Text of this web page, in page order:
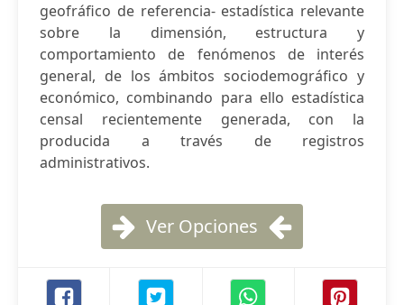
geofráfico de referencia- estadística relevante
sobre la dimensión, estructura y
comportamiento de fenómenos de interés
general, de los ámbitos sociodemográfico y
económico, combinando para ello estadística
censal recientemente generada, con la
producida a través de registros
administrativos.
Ver Opciones